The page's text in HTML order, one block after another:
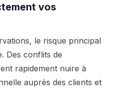
vos
le risque principal
Des conflits de
rapidement nuire à
auprès des clients et